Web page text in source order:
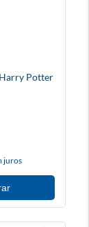
Potter
juros